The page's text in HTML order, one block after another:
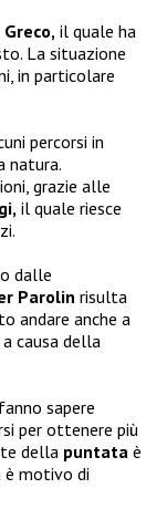
Greco, il quale ha
La situazione
in particolare
percorsi in
natura.
grazie alle
il quale riesce
dalle
Parolin risulta
andare anche a
causa della
fanno sapere
per ottenere più
della puntata è
è motivo di